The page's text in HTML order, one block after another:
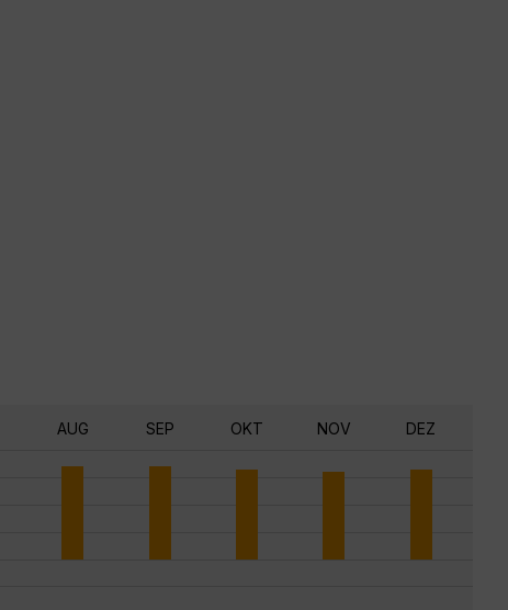
AUG SEP OKT NOV DEZ